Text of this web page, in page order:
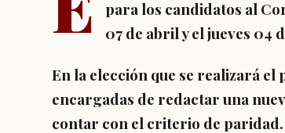
para los candidatos al
07 de abril y el jueves 04
En la elección que se realizará el
encargadas de redactar una
contar con el criterio de paridad.